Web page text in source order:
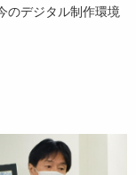
のデジタル制作環境